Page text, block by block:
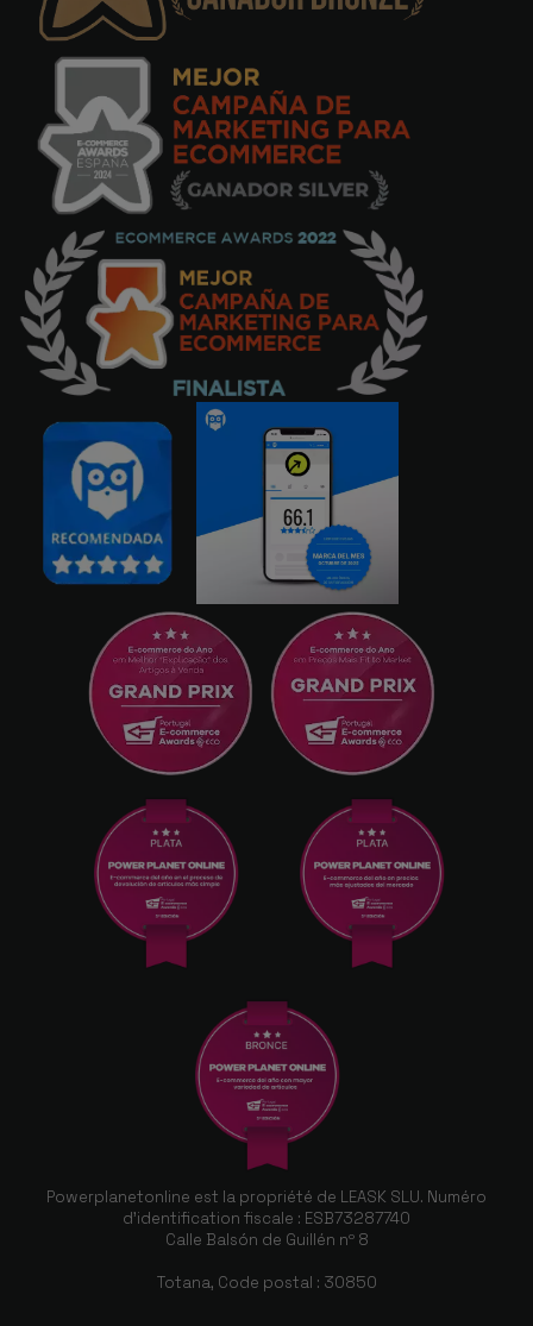
Powerplanetonline est la propriété de LEASK SLU. Numéro
d'identification fiscale : ESB73287740
Calle Balsón de Guillén nº 8
Totana, Code postal : 30850